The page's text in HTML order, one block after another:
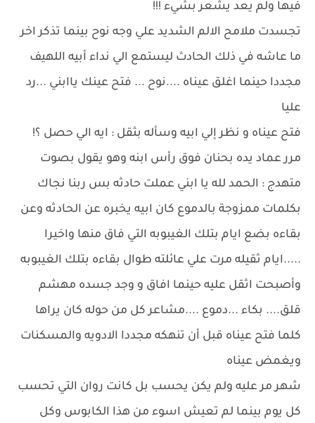
فيها ولم يعد يشعر بشيء !!!
تجسدت ملامح الالم الشديد علي وجه نوح بينما تذكر اخر
ما عاشه في ذلك الحادث ليستمع الي نداء أبيه اللهيف
مجددا حينما اغلق عيناه ....نوح ... فتح عينك ياابني ...رد
عليا
فتح عيناه و نظر إلي ابيه وسأله بثقل : ايه الي حصل ؟!
مرر عماد يده بحنان فوق رأس ابنه وهو يقول بصوت
متهدج : الحمد لله يا ابني عملت حادثه بس ربنا نجاك
بكلمات ممزوجة بالدموع كان ابيه يخبره عن الحادثه وعن
بقاءه بضع ايام بتلك الغيبوبه التي فاق منها واخيرا
.....ايام ثقيله مرت علي عائلته طوال بقاءه بتلك الغيبوبه
وأصبحت اثقل عليه حينما افاق و وجد جسده مهشم
قلق.... بكاء ...دموع ....مشاعر كل من حوله كان يراها
كلما فتح عيناه قبل أن تنهكه مجددا الادويه والمسكنات
ويغمض عيناه
شهر مر عليه ولم يكن يحسب بل كانت روان التي تحسب
كل يوم بينما لم تعيش اسوء من هذا الكابوس وكل